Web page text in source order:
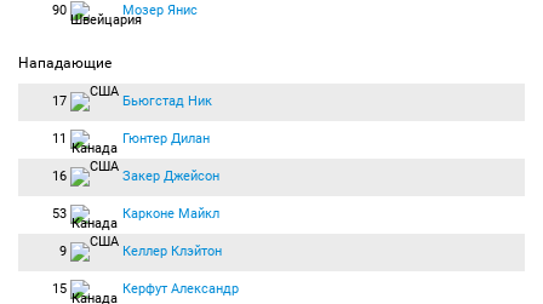
90 Мозер Янис
Нападающие
17 Бьюгстад Ник
11 Гюнтер Дилан
16 Закер Джейсон
53 Карконе Майкл
9 Келлер Клэйтон
15 Керфут Александр